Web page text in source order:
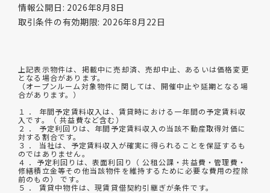
情報公開日: 2026年8月8日
取引条件の有効期限: 2026年8月22日
上記表示物件は、掲載中に売却済、売却中止、あるいは価格変更
となる場合があります。
（オープンルーム対象物件に関しては、開催中止や延期となる場
合があります。）
１ ． 年間予定賃料収入は、賃貸時における一年間の予定賃料収
入です。（ 共益費など含む）
２ ． 予定利回りは、年間予定賃料収入の当該不動産取得対価に
対する割合です。
３ ． 当社は、予定賃料収入が確実に得られることを保証するも
のではありません。
４ ．予定利回りは、表面利回り（ 公租公課・共益費・管理費・
修繕積立金等その他当該物件を維持するために必要な費用の控除
前のもの） です。
５ ． 賃貸中物件は、現賃貸借契約引継ぎが条件です。